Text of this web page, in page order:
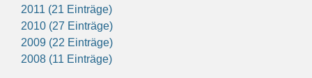
2011 (21 Einträge)
2010 (27 Einträge)
2009 (22 Einträge)
2008 (11 Einträge)